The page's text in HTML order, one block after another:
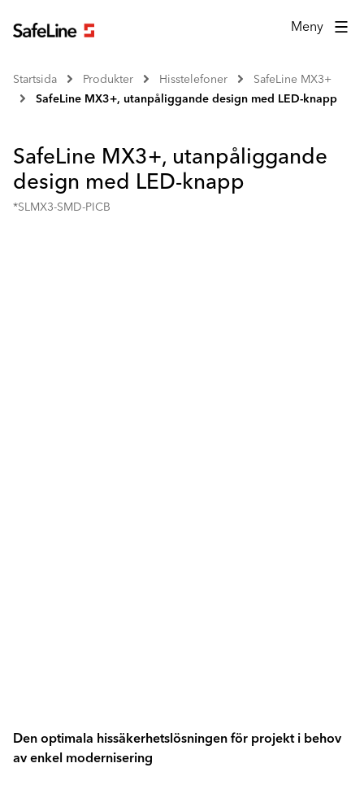
Meny
Startsida Produkter Hisstelefoner
SafeLine MX3+
SafeLine MX3+, utanpåliggande design med LED-knapp
SafeLine MX3+, utanpåliggande
design med LED-knapp
*SLMX3-SMD-PICB
Den optimala hissäkerhetslösningen för projekt i behov
av enkel modernisering